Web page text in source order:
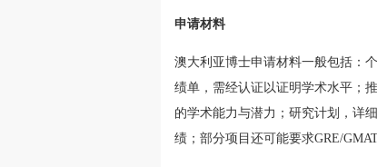
申请材料
澳大利亚博士申请材料一般包括：
绩单，需经认证以证明学术水平；
的学术能力与潜力；研究计划，详
绩；部分项目还可能要求GRE/